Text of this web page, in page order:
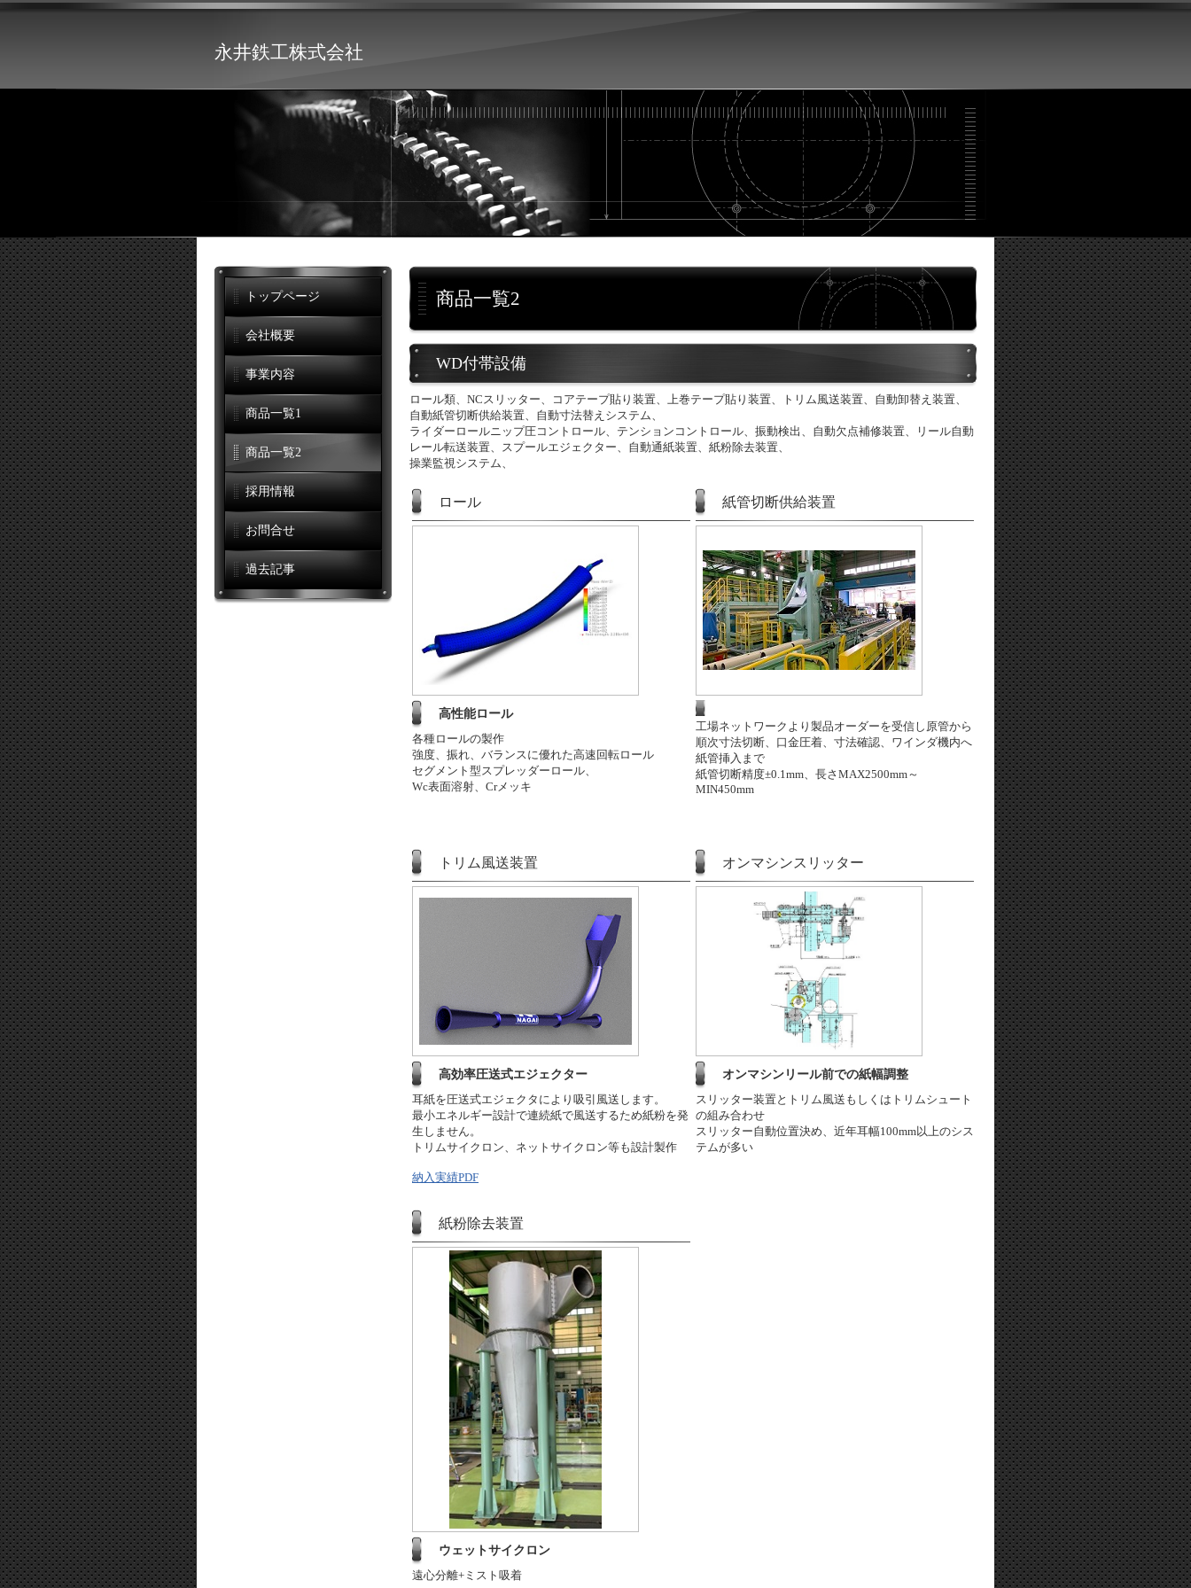
永井鉄工株式会社
トップページ
会社概要
事業内容
商品一覧1
商品一覧2
採用情報
お問合せ
過去記事
商品一覧2
WD付帯設備
ロール類、NCスリッター、コアテープ貼り装置、上巻テープ貼り装置、トリム風送装置、自動卸替え装置、
自動紙管切断供給装置、自動寸法替えシステム、
ライダーロールニップ圧コントロール、テンションコントロール、振動検出、自動欠点補修装置、リール自動
レール転送装置、スプールエジェクター、自動通紙装置、紙粉除去装置、
操業監視システム、
ロール
高性能ロール
各種ロールの製作
強度、振れ、バランスに優れた高速回転ロール
セグメント型スプレッダーロール、
Wc表面溶射、Crメッキ
紙管切断供給装置
工場ネットワークより製品オーダーを受信し 原管から
順次寸法切断、口金圧着、寸法確認、ワインダ機内へ
紙管挿入まで
紙管切断精度±0.1mm、長さMAX2500mm～
MIN450mm
トリム風送装置
高効率圧送式エジェクター
耳紙を圧送式エジェクタにより吸引風送します。
最小エネルギー設計で連続紙で風送するため紙粉を発
生しません。
トリムサイクロン、ネットサイクロン等も設計製作
納入実績PDF
オンマシンスリッター
オンマシンリール前での紙幅調整
スリッター装置とトリム風送もしくはトリムシュート
の組み合わせ
スリッター自動位置決め、近年耳幅100mm以上のシス
テムが多い
紙粉除去装置
ウェットサイクロン
遠心分離+ミスト吸着